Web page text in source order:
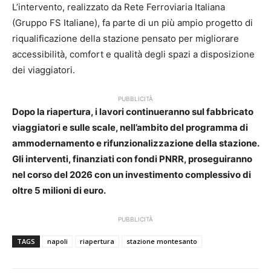
L’intervento, realizzato da Rete Ferroviaria Italiana
(Gruppo FS Italiane), fa parte di un più ampio progetto di
riqualificazione della stazione pensato per migliorare
accessibilità, comfort e qualità degli spazi a disposizione
dei viaggiatori.
PUBBLICITÀ
Dopo la riapertura, i lavori continueranno sul fabbricato
viaggiatori e sulle scale, nell’ambito del programma di
ammodernamento e rifunzionalizzazione della stazione.
Gli interventi, finanziati con fondi PNRR, proseguiranno
nel corso del 2026 con un investimento complessivo di
oltre 5 milioni di euro.
PUBBLICITÀ
TAGS napoli riapertura stazione montesanto